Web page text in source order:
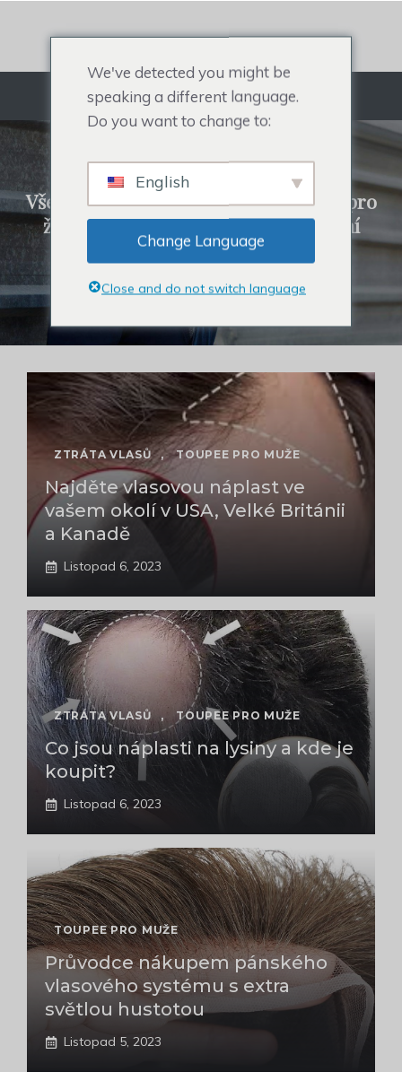
Jídelní lístek
REHAIR SYSTÉM
Vše o pánském tupé, vlasovém toneru pro
ženy, příčescích celebrit a vypadávání
vlasů.
Klikněte pro nákup vlasových systémů
ZTRÁTA VLASŮ , TOUPEE PRO MUŽE
Najděte vlasovou náplast ve
vašem okolí v USA, Velké Británii
a Kanadě
Listopad 6, 2023
ZTRÁTA VLASŮ , TOUPEE PRO MUŽE
Co jsou náplasti na lysiny a kde je
koupit?
Listopad 6, 2023
TOUPEE PRO MUŽE
Průvodce nákupem pánského
vlasového systému s extra
světlou hustotou
Listopad 5, 2023
We've detected you might be
speaking a different language.
Do you want to change to:
English
Change Language
Close and do not switch language